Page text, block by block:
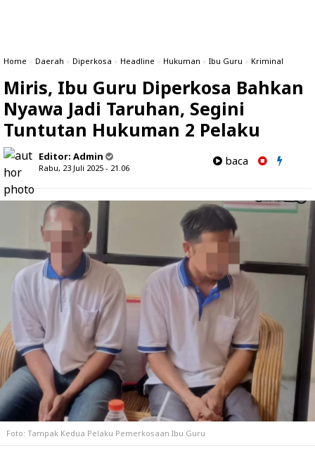
Home » Daerah » Diperkosa » Headline » Hukuman » Ibu Guru » Kriminal
Miris, Ibu Guru Diperkosa Bahkan
Nyawa Jadi Taruhan, Segini
Tuntutan Hukuman 2 Pelaku
Editor: Admin
Rabu, 23 Juli 2025 - 21.06
baca
Foto: Tampak Kedua Pelaku Pemerkosaan Ibu Guru